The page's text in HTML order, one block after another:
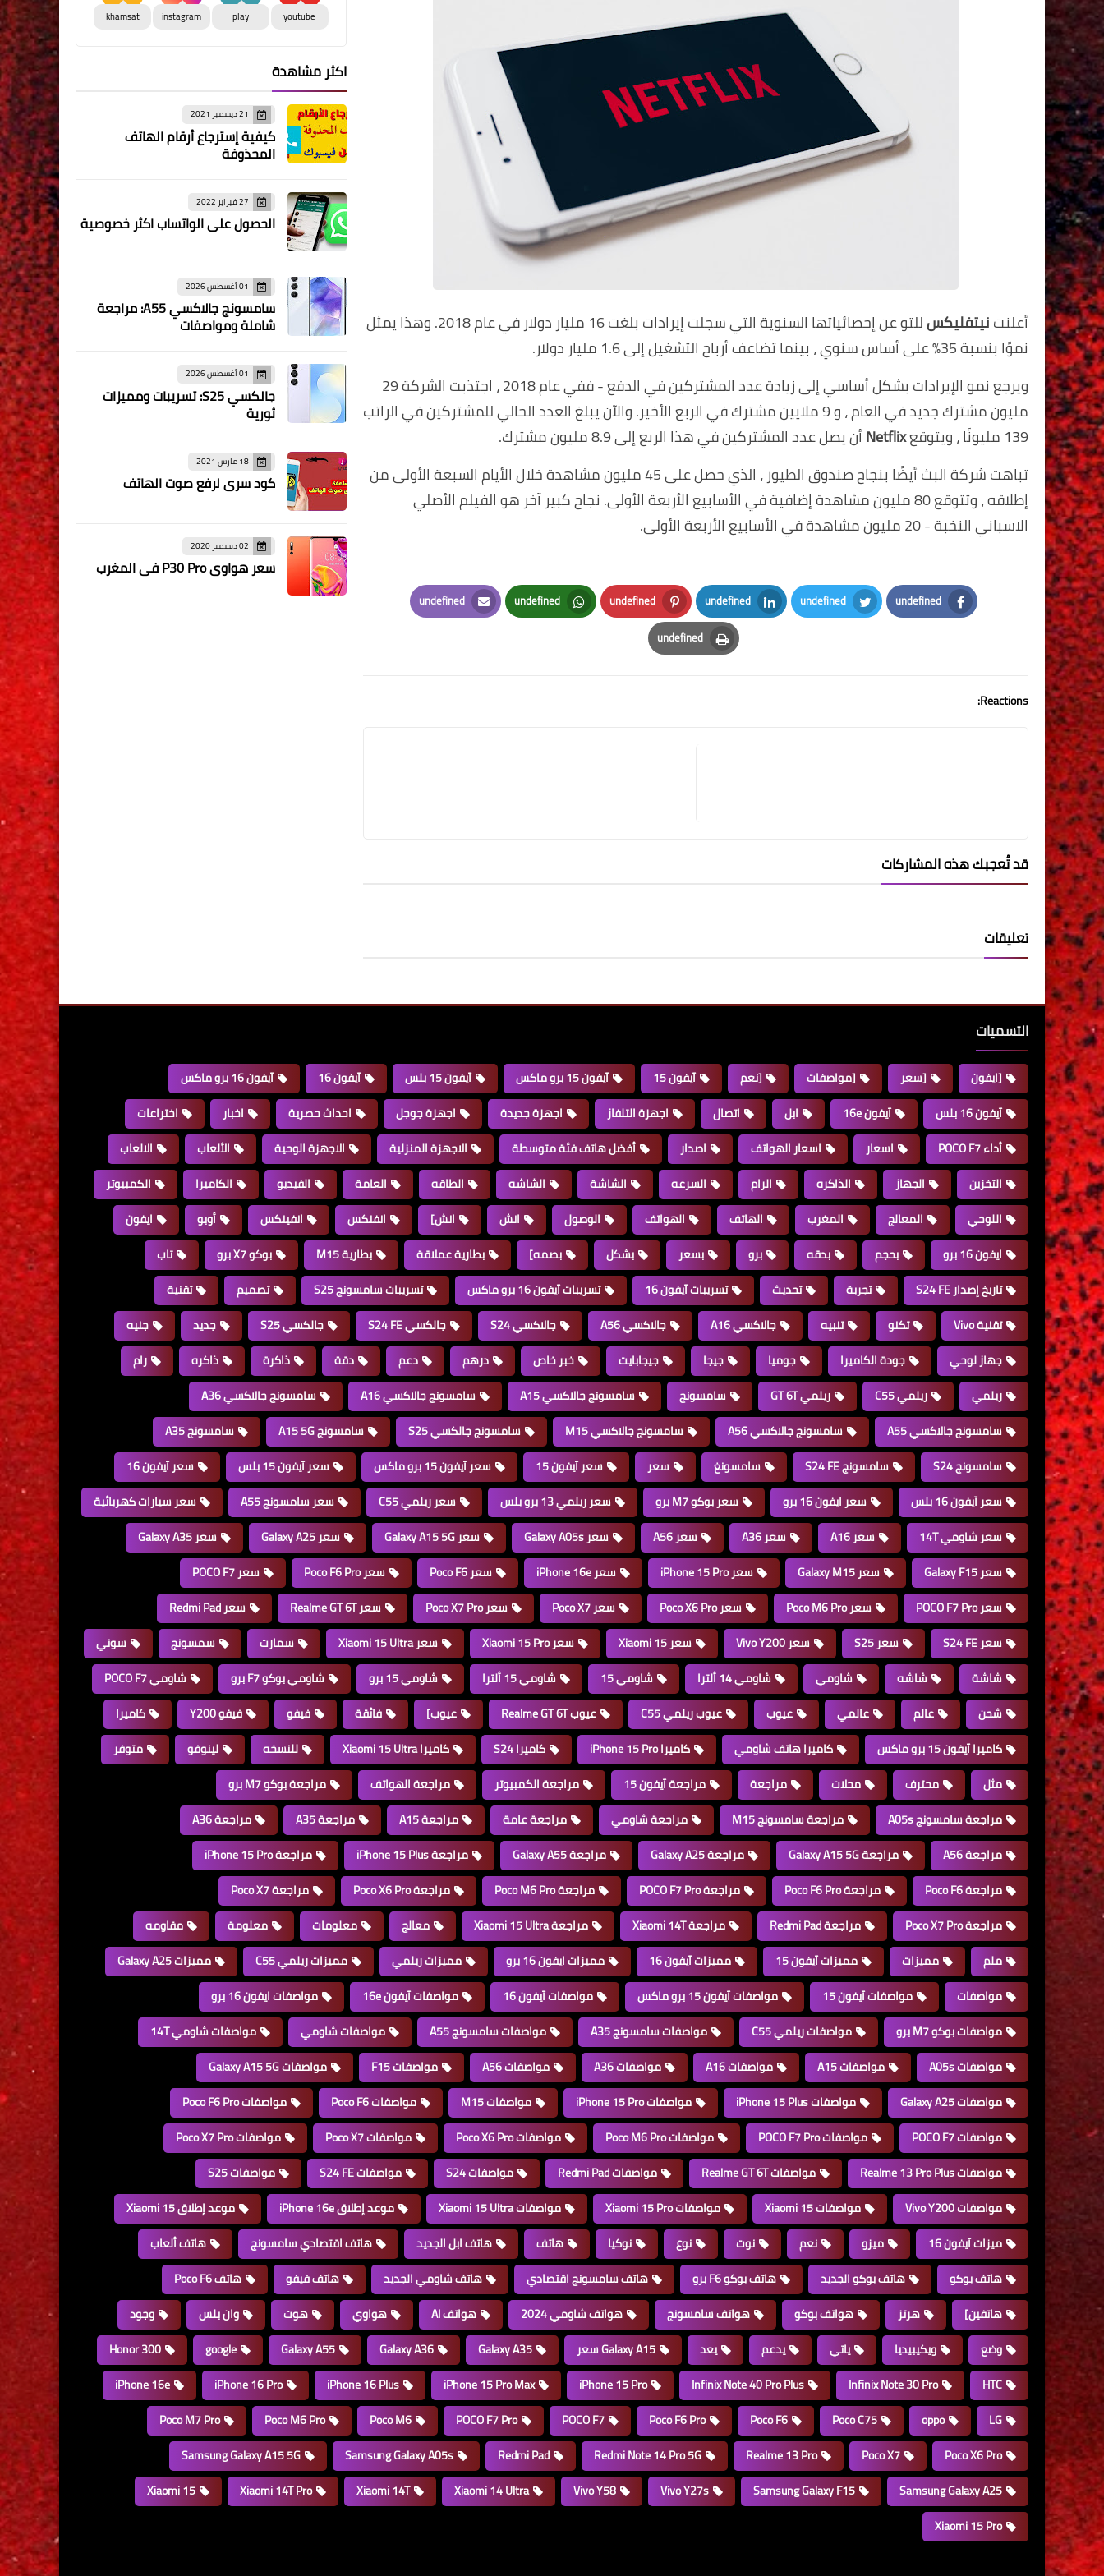
أعلنتنيتفليكس
للتو عن إحصائياتها السنوية التي سجلت إيرادات بلغت 16 مليار دولار في عام 2018. وهذا يمثل
نموًا بنسبة 35٪ على أساس سنوي ، بينما تضاعف أرباح التشغيل إلى 1.6 مليار دولار.
ويرجع نمو الإيرادات بشكل أساسي إلى زيادة عدد المشتركين في الدفع - ففي عام 2018 ، اجتذبت الشركة 29
مليون مشترك جديد في العام ، و 9 ملايين مشترك في الربع الأخير. والآن يبلغ العدد الحالي للمشتركين في الراتب
139 مليونًا ، ويتوقع
Netflixأن يصل عدد المشتركين في هذا الربع إلى 8.9 مليون مشترك.
تباهت شركة البث أيضًا بنجاح صندوق الطيور ، الذي حصل على 45 مليون مشاهدة خلال الأيام السبعة الأولى من
إطلاقه ، وتتوقع 80 مليون مشاهدة إضافية في الأسابيع الأربعة الأولى. نجاح كبير آخر هو الفيلم الأصلي
الاسباني النخبة - 20 مليون مشاهدة في الأسابيع الأربعة الأولى.
undefined
Facebook
undefined
Twitter
undefined
LinkedIn
undefined
Pinterest
undefined
Whatsapp
undefined
Email
undefined
Print
Reactions:
قد تُعجبك هذه المشاركات
تعليقات
youtube
play
instagram
khamsat
اكثر مشاهدة
21 ديسمبر 2021
كيفية إسترجاع أرقام الهاتف
المحذوفة
27 فبراير 2022
الحصول على الواتساب اكثر خصوصية
01 أغسطس 2026
سامسونج جالاكسي A55: مراجعة
شاملة ومواصفات
01 أغسطس 2026
جالكسي S25: تسريبات ومميزات
ثورية
18 مارس 2021
كود سري لرفع صوت الهاتف
02 ديسمبر 2020
سعر هواوي P30 Pro في المغرب
التسميات
[ايفون [سعر [مواصفات [نعم آيفون 15 آيفون 15 برو ماكس آيفون 15 بلس آيفون 16
آيفون 16 برو ماكس
آيفون 16 بلس
آيفون 16e ابل اتصال اجهزة التلفاز اجهزة جديدة اجهزة جوجل احداث حصرية اخبار
اختراعات
أداء POCO F7
اسعار اسعار الهواتف اصدار أفضل هاتف فئة متوسطة الاجهزة المنزلية الاجهزة الوحية الألعاب
الالعاب
التخزين
الجهاز الذاكره الرام السرعه الشاشة الشاشه الطاقه العامة الفيديو الكاميرا
الكمبيوتر
اللوحي
المعالج المغرب الهاتف الهواتف الوصول انش انش] انفنكس انفينكس أوبو
ايفون
ايفون 16 برو
بحجم بدقه برو بسعر بشكل بصمه] بطارية عملاقة بطارية M15 بوكو X7 برو
تاب
تاريخ إصدار S24 FE
تجربة تحديث تسريبات آيفون 16 تسريبات آيفون 16 برو ماكس تسريبات سامسونج S25 تصميم
تقنية
تقنية Vivo
تكنو تنبيه جالاكسي A16 جالاكسي A56 جالاكسي S24 جالكسي S24 FE جالكسي S25 جديد
جنيه
جهاز لوحي
جودة الكاميرا جوميا جيجا جيجابايت خبر خاص درهم دعم دقة ذاكرة ذاكره
رام
ريلمي
ريلمي C55 ريلمي GT 6T سامسونج سامسونج جالاكسي A15 سامسونج جالاكسي A16
سامسونج جالاكسي A36
سامسونج جالاكسي A55
سامسونج جالاكسي A56 سامسونج جالاكسي M15 سامسونج جالكسي S25 سامسونج A15 5G
سامسونج A35
سامسونج S24
سامسونج S24 FE سامسونغ سعر سعر آيفون 15 سعر آيفون 15 برو ماكس سعر آيفون 15 بلس
سعر آيفون 16
سعر آيفون 16 بلس
سعر ايفون 16 برو سعر بوكو M7 برو سعر ريلمي 13 برو بلس سعر ريلمي C55 سعر سامسونج A55
سعر سيارات كهربائية
سعر شاومي 14T
سعر A16 سعر A36 سعر A56 سعر Galaxy A05s سعر Galaxy A15 5G سعر Galaxy A25
سعر Galaxy A35
سعر Galaxy F15
سعر Galaxy M15 سعر iPhone 15 Pro سعر iPhone 16e سعر Poco F6 سعر Poco F6 Pro
سعر POCO F7
سعر POCO F7 Pro
سعر Poco M6 Pro سعر Poco X6 Pro سعر Poco X7 سعر Poco X7 Pro سعر Realme GT 6T
سعر Redmi Pad
سعر S24 FE
سعر S25 سعر Vivo Y200 سعر Xiaomi 15 سعر Xiaomi 15 Pro سعر Xiaomi 15 Ultra سمارت سمسونج
سوني
شاشة
شاشه شاومي شاومي 14 ألترا شاومي 15 شاومي 15 ألترا شاومي 15 برو شاومي بوكو F7 برو
شاومي POCO F7
شحن
عالم عالمي عيوب عيوب ريلمي C55 عيوب Realme GT 6T عيوب] فائقة فيفو فيفو Y200
كاميرا
كاميرا آيفون 15 برو ماكس
كاميرا هاتف شاومي كاميرا iPhone 15 Pro كاميرا S24 كاميرا Xiaomi 15 Ultra للنسخه لينوفو
متوفر
مثل
محترف محلات مراجعة مراجعة آيفون 15 مراجعة الكمبيوتر مراجعة الهواتف
مراجعة بوكو M7 برو
مراجعة سامسونج A05s
مراجعة سامسونج M15 مراجعة شاومي مراجعة عامة مراجعة A15 مراجعة A35
مراجعة A36
مراجعة A56
مراجعة Galaxy A15 5G مراجعة Galaxy A25 مراجعة Galaxy A55 مراجعة iPhone 15 Plus
مراجعة iPhone 15 Pro
مراجعة Poco F6
مراجعة Poco F6 Pro مراجعة POCO F7 Pro مراجعة Poco M6 Pro مراجعة Poco X6 Pro
مراجعة Poco X7
مراجعة Poco X7 Pro
مراجعة Redmi Pad مراجعة Xiaomi 14T مراجعة Xiaomi 15 Ultra معالج معلومات معلومة
مقاومه
ملم
مميزات مميزات آيفون 15 مميزات آيفون 16 مميزات ايفون 16 برو مميزات ريلمي مميزات ريلمي C55
مميزات Galaxy A25
مواصفات
مواصفات آيفون 15 مواصفات آيفون 15 برو ماكس مواصفات آيفون 16 مواصفات آيفون 16e
مواصفات ايفون 16 برو
مواصفات بوكو M7 برو
مواصفات ريلمي C55 مواصفات سامسونج A35 مواصفات سامسونج A55 مواصفات شاومي
مواصفات شاومي 14T
مواصفات A05s
مواصفات A15 مواصفات A16 مواصفات A36 مواصفات A56 مواصفات F15
مواصفات Galaxy A15 5G
مواصفات Galaxy A25
مواصفات iPhone 15 Plus مواصفات iPhone 15 Pro مواصفات M15 مواصفات Poco F6
مواصفات Poco F6 Pro
مواصفات POCO F7
مواصفات POCO F7 Pro مواصفات Poco M6 Pro مواصفات Poco X6 Pro مواصفات Poco X7
مواصفات Poco X7 Pro
مواصفات Realme 13 Pro Plus
مواصفات Realme GT 6T مواصفات Redmi Pad مواصفات S24 مواصفات S24 FE
مواصفات S25
مواصفات Vivo Y200
مواصفات Xiaomi 15 مواصفات Xiaomi 15 Pro مواصفات Xiaomi 15 Ultra موعد إطلاق iPhone 16e
موعد إطلاق Xiaomi 15
ميزات آيفون 16
ميزو نعم نوت نوع نوكيا هاتف هاتف ابل الجديد هاتف اقتصادي سامسونج
هاتف ألعاب
هاتف بوكو
هاتف بوكو الجديد هاتف بوكو F6 برو هاتف سامسونج اقتصادي هاتف شاومي الجديد هاتف فيفو
هاتف Poco F6
هاتفين]
هرتز هواتف بوكو هواتف سامسونج هواتف شاومي 2024 هواتف AI هواوي هوت وان بلس
وجود
وضع
ويكيبيديا ياتي يدعم يعد Galaxy A15 سعر Galaxy A35
Galaxy A36
Galaxy A55
google
Honor 300
HTC
Infinix Note 30 Pro
Infinix Note 40 Pro Plus
iPhone 15 Pro
iPhone 15 Pro Max
iPhone 16 Plus
iPhone 16 Pro
iPhone 16e
LG
oppo
Poco C75
Poco F6
Poco F6 Pro
POCO F7
POCO F7 Pro
Poco M6
Poco M6 Pro
Poco M7 Pro
Poco X6 Pro
Poco X7
Realme 13 Pro
Redmi Note 14 Pro 5G
Redmi Pad
Samsung Galaxy A05s
Samsung Galaxy A15 5G
Samsung Galaxy A25
Samsung Galaxy F15
Vivo Y27s
Vivo Y58
Xiaomi 14 Ultra
Xiaomi 14T
Xiaomi 14T Pro
Xiaomi 15
Xiaomi 15 Pro